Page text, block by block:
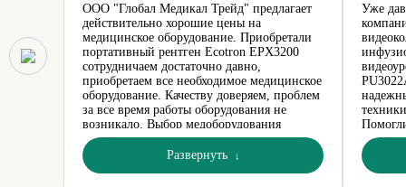
ООО "Глобал Медикал Трейд" предлагает
действительно хорошие цены на
медицинское оборудование. Приобретали
портативный рентген Ecotron EPX3200
сотрудничаем достаточно давно,
приобретаем все необходимое медицинское
оборудование. Качеству доверяем, проблем
за все время работы оборудования не
возникало. Выбор медоборудования
стабильно большой, цены разумные,
отлаженный сервис.Развернуть
Уже
дали